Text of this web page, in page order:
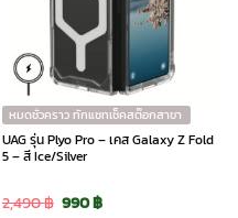
หมดชั่วคราว ทักแชทเช็คสต๊อกสาขา
UAG รุ่น Plyo Pro – เคส Galaxy Z Fold
5 – สี Ice/Silver
2,490฿ Original
990฿Current